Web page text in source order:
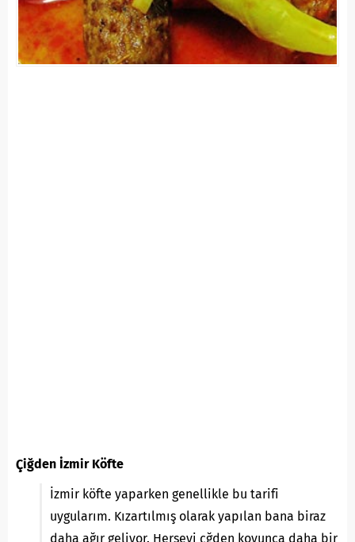
Çiğden İzmir Köfte
İzmir köfte yaparken genellikle bu tarifi
uygularım. Kızartılmış olarak yapılan bana biraz
daha ağır geliyor. Herşeyi çğden koyunca daha bir